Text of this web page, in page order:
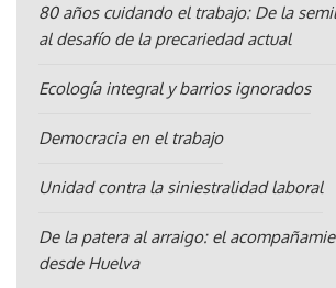
80 años cuidando el trabajo: De la
al desafío de la precariedad actual
Ecología integral y barrios ignorados
Democracia en el trabajo
Unidad contra la siniestralidad laboral
De la patera al arraigo: el
desde Huelva